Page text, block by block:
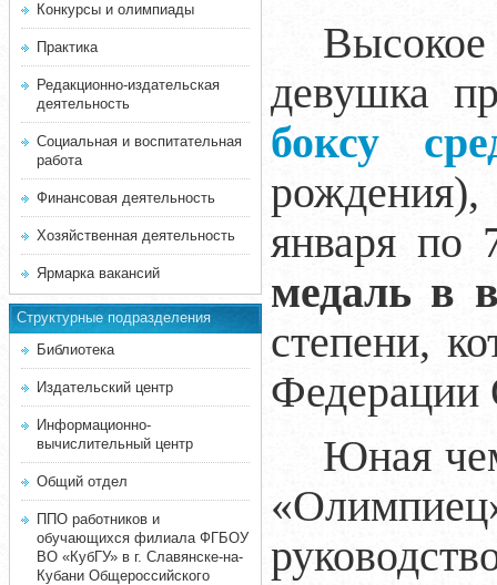
Конкурсы и олимпиады
Практика
Редакционно-издательская
деятельность
Социальная и воспитательная
работа
Финансовая деятельность
Хозяйственная деятельность
Ярмарка вакансий
Структурные подразделения
Библиотека
Издательский центр
Информационно-
вычислительный центр
Общий отдел
ППО работников и
обучающихся филиала ФГБОУ
ВО «КубГУ» в г. Славянске-на-
Кубани Общероссийского
девушка
боксу
января по
медаль в
степени,
Юная